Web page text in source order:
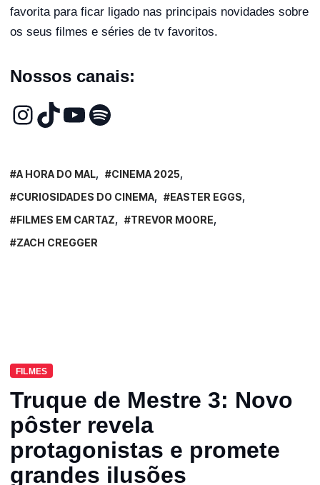
favorita para ficar ligado nas principais novidades sobre
os seus filmes e séries de tv favoritos.
Nossos canais:
A HORA DO MAL
CINEMA 2025
CURIOSIDADES DO CINEMA
EASTER EGGS
FILMES EM CARTAZ
TREVOR MOORE
ZACH CREGGER
Truque de Mestre 3: Novo
pôster revela
protagonistas e promete
grandes ilusões
FILMES